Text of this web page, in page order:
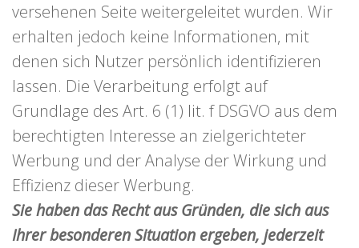
versehenen Seite weitergeleitet wurden. Wir
erhalten jedoch keine Informationen, mit
denen sich Nutzer persönlich identifizieren
lassen. Die Verarbeitung erfolgt auf
Grundlage des Art. 6 (1) lit. f DSGVO aus dem
berechtigten Interesse an zielgerichteter
Werbung und der Analyse der Wirkung und
Effizienz dieser Werbung.
Sie haben das Recht aus Gründen, die sich aus
Ihrer besonderen Situation ergeben, jederzeit